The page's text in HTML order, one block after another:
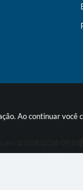
Ao continuar você